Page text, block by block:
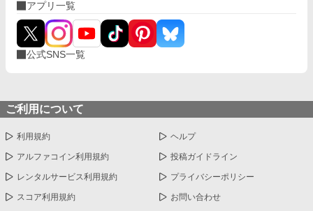
アプリ一覧
公式SNS一覧
ご利用について
利用規約 ヘルプ
アルファコイン利用規約 投稿ガイドライン
レンタルサービス利用規約 プライバシーポリシー
スコア利用規約 お問い合わせ